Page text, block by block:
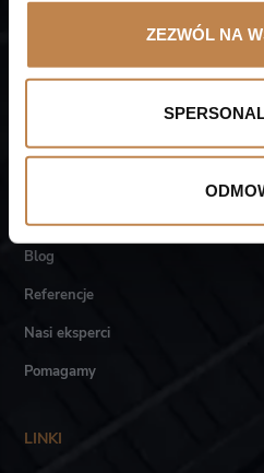
ZEZWÓL NA
Kancelaria LTCA
Blog
Referencje
Nasi eksperci
Pomagamy
LINKI